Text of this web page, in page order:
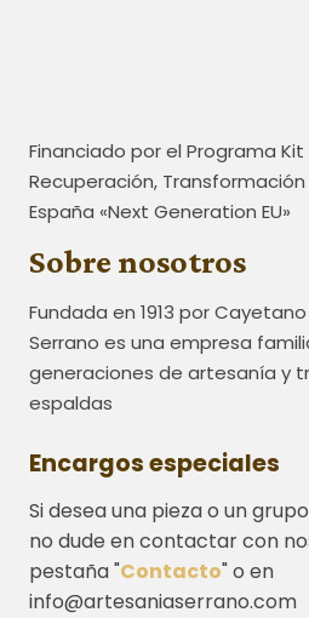
Financiado por el Programa Kit
Recuperación, Transformación
España «Next Generation EU»
Sobre nosotros
Fundada en 1913 por
Serrano es una empresa
generaciones de artesanía y
espaldas
Encargos especiales
Si desea una pieza o un
no dude en contactar con
pestaña "Contacto" o en
info@artesaniaserrano.com